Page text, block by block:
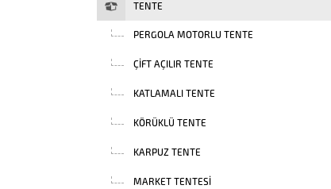
TENTE
PERGOLA MOTORLU TENTE
ÇIFT AÇILIR TENTE
KATLAMALI TENTE
KÖRÜKLÜ TENTE
KARPUZ TENTE
MARKET TENTESI